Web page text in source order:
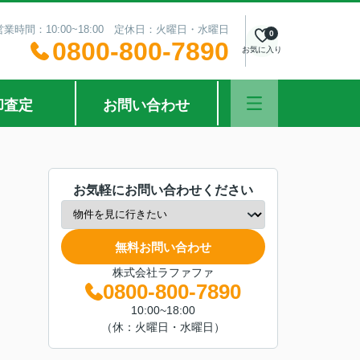
業時間：10:00~18:00 定休日：火曜日・水曜日
0800-800-7890 お気に入り
0
査定 お問い合わせ
お気軽にお問い合わせください
無料お問い合わせ
株式会社ラファファ
0800-800-7890
10:00~18:00
（休：火曜日・水曜日）